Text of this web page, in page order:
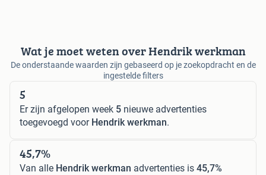
Wat je moet weten over Hendrik werkman
De onderstaande waarden zijn gebaseerd op je zoekopdracht en de
ingestelde filters
5
Er zijn afgelopen week 5 nieuwe advertenties
toegevoegd voor Hendrik werkman.
45,7%
Van alle Hendrik werkman advertenties is 45,7%